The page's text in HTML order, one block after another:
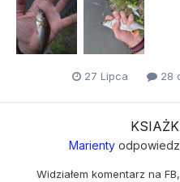
27 Lipca 28
Marienty
Widziałem komentarz na